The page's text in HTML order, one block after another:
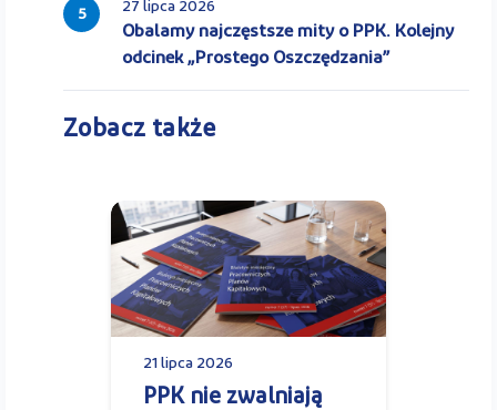
5 27 lipca 2026
Obalamy najczęstsze mity o PPK. Kolejny
odcinek „Prostego Oszczędzania”
Zobacz także
21 lipca 2026
PPK nie zwalniają